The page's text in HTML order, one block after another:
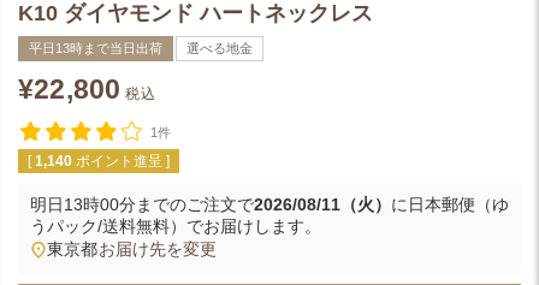
K10 ダイヤモンド ハートネックレス
平日13時まで当日出荷 選べる地金
¥22,800 税込
1件
[ 1,140 ポイント進呈 ]
明日13時00分までのご注文で2026/08/11（火） に 日本郵便（ゆ
うパック/送料無料） でお届けします。
東京都お届け先を変更